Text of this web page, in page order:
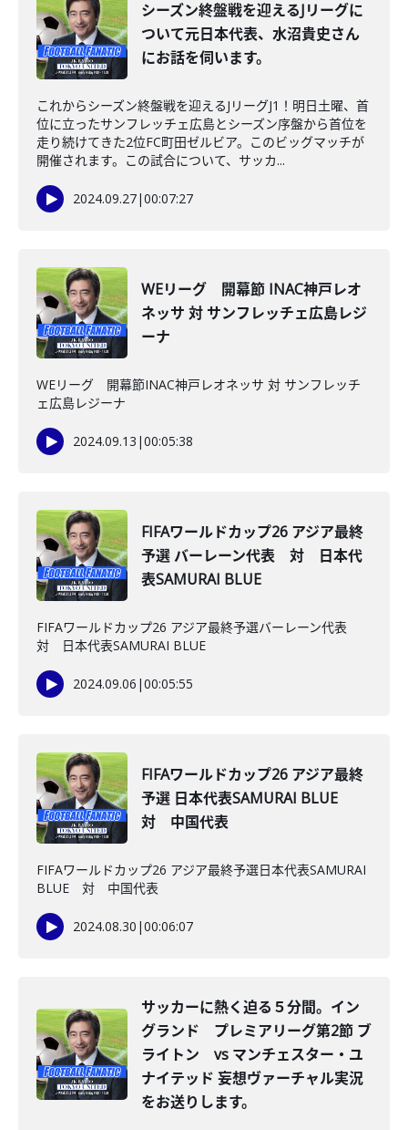
シーズン終盤戦を迎えるJリーグに
ついて元日本代表、水沼貴史さん
にお話を伺います。
これからシーズン終盤戦を迎えるJリーグJ1！明日土曜、首
位に立ったサンフレッチェ広島とシーズン序盤から首位を
走り続けてきた2位FC町田ゼルビア。このビッグマッチが
開催されます。この試合について、サッカ...
2024.09.27|00:07:27
WEリーグ 開幕節 INAC神戸レオ
ネッサ 対 サンフレッチェ広島レジ
ーナ
WEリーグ 開幕節INAC神戸レオネッサ 対 サンフレッチ
ェ広島レジーナ
2024.09.13 |00:05:38
FIFAワールドカップ26 アジア最終
予選 バーレーン代表 対 日本代
表SAMURAI BLUE
FIFAワールドカップ26 アジア最終予選バーレーン代表
対 日本代表SAMURAI BLUE
2024.09.06 |00:05:55
FIFAワールドカップ26 アジア最終
予選 日本代表SAMURAI BLUE
対 中国代表
FIFAワールドカップ26 アジア最終予選日本代表SAMURAI
BLUE 対 中国代表
2024.08.30 |00:06:07
サッカーに熱く迫る５分間。イン
グランド プレミアリーグ第2節 ブ
ライトン vs マンチェスター・ユ
ナイテッド 妄想ヴァーチャル実況
をお送りします。